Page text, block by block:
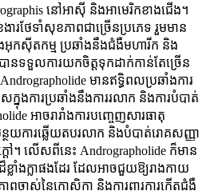
នៅអាស៊ី និងអាមេរិកខាងជើង។
ារថែទាំសុខភាពជាច្រើនប្រភេទ រួមមាន
ងអុកស៊ីតកម្ម ប្រឆាំងនឹងជំងឺមហារីក និង
បានទទួលការយកចិត្តទុកដាក់កាន់តែច្រើន
Andrographolide មាន​ឥទ្ធិពល​ប្រឆាំង​ការ​
ង​ការ​ប្រឆាំង​នឹង​ការ​រលាក និង​ការ​បំបាត់​
អាចរារាំងការបញ្ចេញសារធាតុ
យការឆ្លើយតបរលាក និងបំបាត់រោគសញ្ញា
ៅ។ លើសពីនេះ Andrographolide ក៏មាន
លាំងក្លាផងដែរ ដែលអាចជួយឱ្យរាងកាយ
ាពចាស់នៃកោសិកា និងការពារការកើតជំងឺ